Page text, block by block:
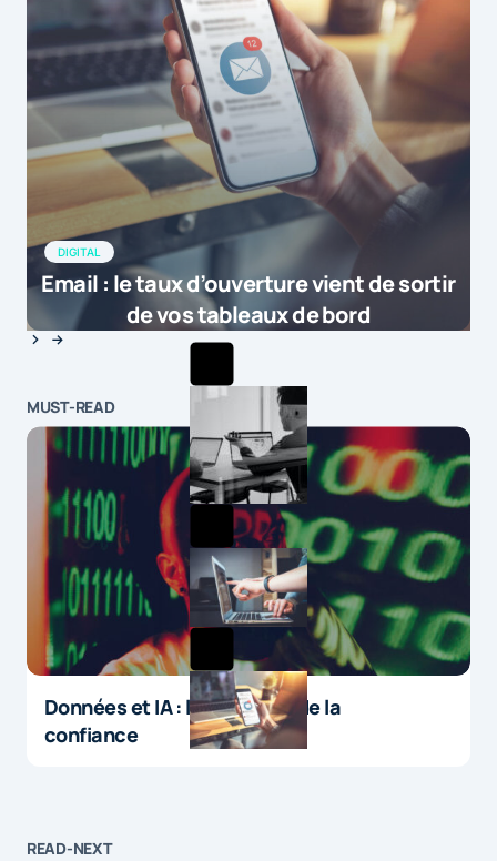
DIGITAL
Email : le taux d’ouverture vient de sortir
de vos tableaux de bord
MUST-READ
Données et IA : le paradoxe de la
confiance
READ-NEXT